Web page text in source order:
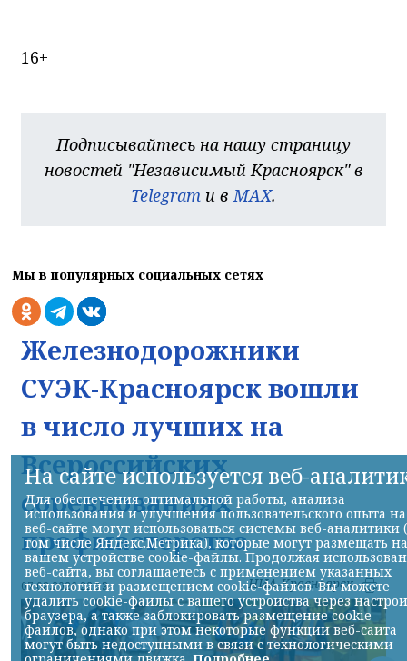
16+
Подписывайтесь на нашу страницу
новостей "Независимый Красноярск" в
Telegram и вMAX.
Мы в популярных социальных сетях
Железнодорожники
СУЭК-Красноярск вошли
в число лучших на
Всероссийских
соревнованиях
профмастерства
07.08.2026 22:13 НИА-Красноярск
На сайте используется веб-
Для обеспечения оптимальной работы, анализа
использования и улучшения пользовательского опыта на
веб-сайте могут использоваться системы веб-аналитики
том числе Яндекс.Метрика), которые могут размещать на
вашем устройстве cookie-файлы. Продолжая
веб-сайта, вы соглашаетесь с применением указанных
технологий и размещением cookie-файлов. Вы можете
удалить cookie-файлы с вашего устройства через
браузера, а также заблокировать размещение cookie-
файлов, однако при этом некоторые функции веб-сайта
могут быть недоступными в связи с технологическими